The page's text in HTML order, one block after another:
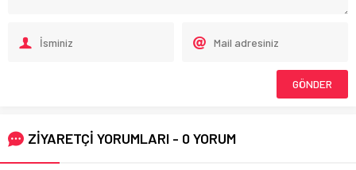
ZİYARETÇİ YORUMLARI - 0 YORUM